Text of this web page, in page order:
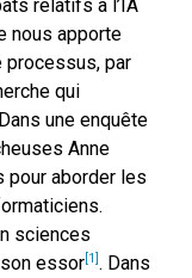
relatifs à l’IA
nous apporte
processus, par
qui
une enquête
Anne
pour aborder les
sciences
essor [1] . Dans